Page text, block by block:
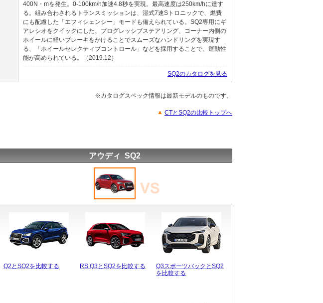
400N・mを発生。0-100km/h加速4.8秒を実現。最高速度は250km/hに達す
る。組み合わされるトランスミッションは、湿式7速Sトロニックで、燃費
にも配慮した「エフィシェンシー」モードも備えられている。SQ2専用にギ
アレシオをクイックにした、プログレッシブステアリング、コーナー内側の
ホイールに軽いブレーキをかけることでスムーズなハンドリングを実現す
る、「ホイールセレクティブコントロール」などを採用することで、運動性
能が高められている。（2019.12）
SQ2のカタログを見る
※カタログスペック情報は最新モデルのものです。
CTとSQ2の比較トップへ
アウディ SQ2
Q2とSQ2を比較する RS Q3とSQ2を比較する
Q3スポーツバックとSQ2
を比較する